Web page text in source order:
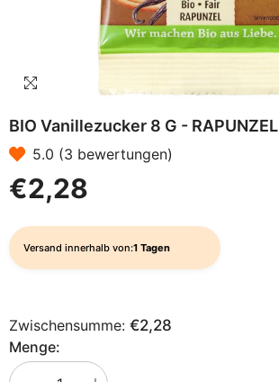
BIO Vanillezucker 8 G - RAPUNZEL
5.0 (3 bewertungen)
€2,28
Versand innerhalb von:1 Tagen
Zwischensumme: €2,28
Menge: